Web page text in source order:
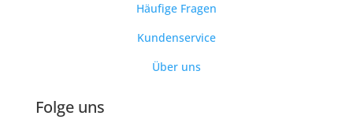
Häufige Fragen
Kundenservice
Über uns
Folge uns